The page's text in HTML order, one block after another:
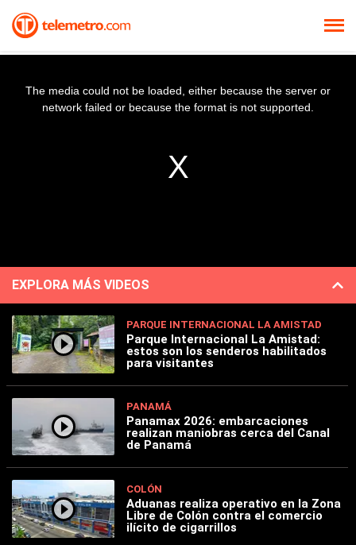
The media could not be loaded, either because the server or
network failed or because the format is not supported.
EXPLORA MÁS VIDEOS
PARQUE INTERNACIONAL LA AMISTAD
Parque Internacional La Amistad:
estos son los senderos habilitados
para visitantes
PANAMÁ
Panamax 2026: embarcaciones
realizan maniobras cerca del Canal
de Panamá
COLÓN
Aduanas realiza operativo en la Zona
Libre de Colón contra el comercio
ilícito de cigarrillos